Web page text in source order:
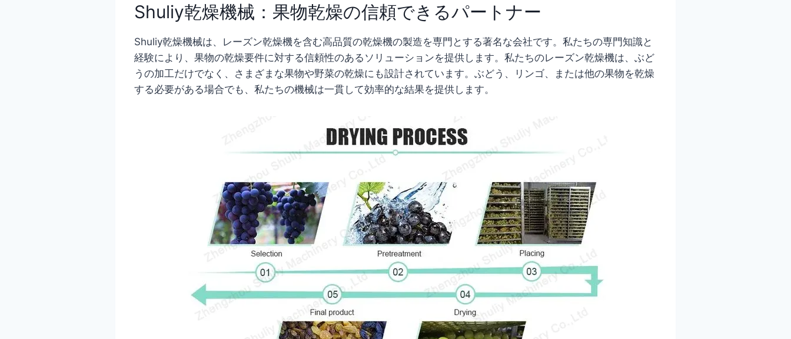
Shuliy乾燥機械：果物乾燥の信頼できるパートナー
Shuliy乾燥機械は、レーズン乾燥機を含む高品質の乾燥機の製造を専門とする著名な会社です。私たちの専門知識と
経験により、果物の乾燥要件に対する信頼性のあるソリューションを提供します。私たちのレーズン乾燥機は、ぶど
うの加工だけでなく、さまざまな果物や野菜の乾燥にも設計されています。ぶどう、リンゴ、または他の果物を乾燥
する必要がある場合でも、私たちの機械は一貫して効率的な結果を提供します。